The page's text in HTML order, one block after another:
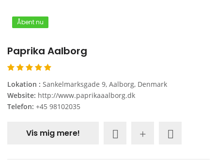
Åbent nu
Paprika Aalborg
Lokation : Sankelmarksgade 9, Aalborg, Denmark
Website: http://www.paprikaaalborg.dk
Telefon: +45 98102035
Vis mig mere!